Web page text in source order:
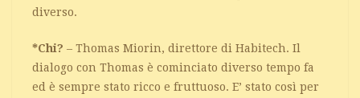
diverso.
*Chi? – Thomas Miorin, direttore di Habitech. Il
dialogo con Thomas è cominciato diverso tempo fa
ed è sempre stato ricco e fruttuoso. E’ stato così per